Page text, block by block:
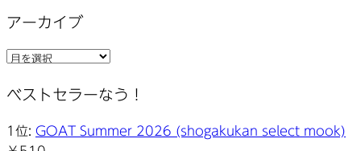
ゴ
ー
アーカイブ
ア
カ
ブ
ベストセラーなう！
1位: GOAT Summer 2026 (shogakukan select mook)